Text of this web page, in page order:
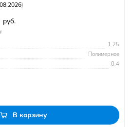
)
руб.
1.25
Полимерное
0.4
В корзину